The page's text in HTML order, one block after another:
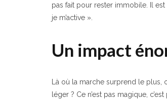
pas fait pour rester immobile. Il
je m’active ».
Un impact
Là où la marche surprend le
léger ? Ce n’est pas magique,